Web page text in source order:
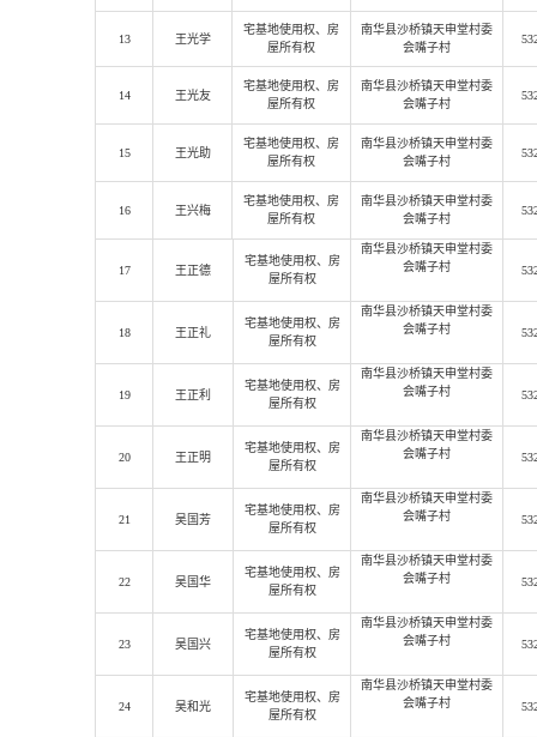
13 王光学
宅基地使用权、房
屋所有权
南华县沙桥镇天申堂村委
会嘴子村
14 王光友
宅基地使用权、房
屋所有权
南华县沙桥镇天申堂村委
会嘴子村
15 王光助
宅基地使用权、房
屋所有权
南华县沙桥镇天申堂村委
会嘴子村
16 王兴梅
宅基地使用权、房
屋所有权
南华县沙桥镇天申堂村委
会嘴子村
17 王正德
宅基地使用权、房
屋所有权
南华县沙桥镇天申堂村委
会嘴子村
18 王正礼
宅基地使用权、房
屋所有权
南华县沙桥镇天申堂村委
会嘴子村
19 王正利
宅基地使用权、房
屋所有权
南华县沙桥镇天申堂村委
会嘴子村
20 王正明
宅基地使用权、房
屋所有权
南华县沙桥镇天申堂村委
会嘴子村
21 吴国芳
宅基地使用权、房
屋所有权
南华县沙桥镇天申堂村委
会嘴子村
22 吴国华
宅基地使用权、房
屋所有权
南华县沙桥镇天申堂村委
会嘴子村
23 吴国兴
宅基地使用权、房
屋所有权
南华县沙桥镇天申堂村委
会嘴子村
24 吴和光
宅基地使用权、房
屋所有权
南华县沙桥镇天申堂村委
会嘴子村